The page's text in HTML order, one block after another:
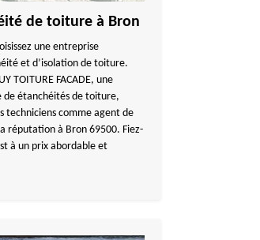
de toiture à Bron
une entreprise
et d’isolation de toiture.
TOITURE FACADE, une
de étanchéités de toiture,
techniciens comme agent de
réputation à Bron 69500. Fiez-
à un prix abordable et